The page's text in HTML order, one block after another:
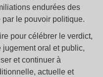
endurées des
par le pouvoir politique.
pour célébrer le verdict,
oral et public,
et continuer à
actuelle et